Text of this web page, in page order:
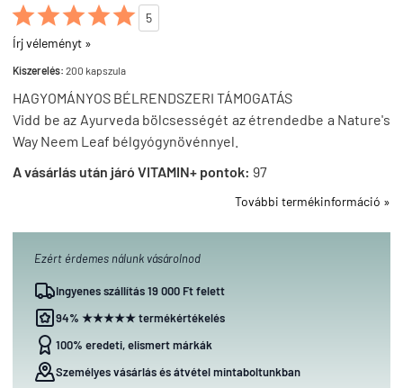

5
Írj véleményt »
Kiszerelés: 200 kapszula
HAGYOMÁNYOS BÉLRENDSZERI TÁMOGATÁS
Vidd be az Ayurveda bölcsességét az étrendedbe a Nature's
Way Neem Leaf bélgyógynövénnyel.
A vásárlás után járó VITAMIN+ pontok: 97
További termékinformáció »
Ezért érdemes nálunk vásárolnod
Ingyenes szállítás 19 000 Ft felett
94% ★★★★★ termékértékelés
100% eredeti, elismert márkák
Személyes vásárlás és átvétel mintaboltunkban